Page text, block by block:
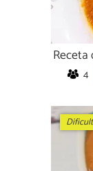
Receta
4